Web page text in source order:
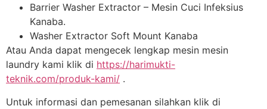
Barrier Washer Extractor – Mesin Cuci Infeksius
Kanaba.
Washer Extractor Soft Mount Kanaba
Atau Anda dapat mengecek lengkap mesin mesin
laundry kami klik di https://harimukti-
teknik.com/produk-kami/ .
Untuk informasi dan pemesanan silahkan klik di